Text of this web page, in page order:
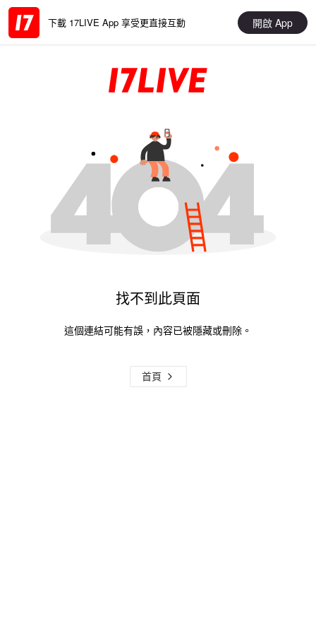
下載 17LIVE App 享受更直接互動 開啟 App
找不到此頁面
這個連結可能有誤，內容已被隱藏或刪除。
首頁